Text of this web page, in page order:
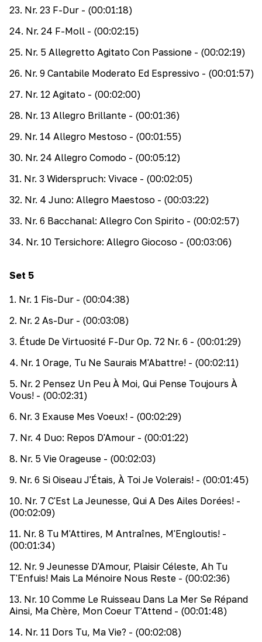
23. Nr. 23 F-Dur - (00:01:18)
24. Nr. 24 F-Moll - (00:02:15)
25. Nr. 5 Allegretto Agitato Con Passione - (00:02:19)
26. Nr. 9 Cantabile Moderato Ed Espressivo - (00:01:57)
27. Nr. 12 Agitato - (00:02:00)
28. Nr. 13 Allegro Brillante - (00:01:36)
29. Nr. 14 Allegro Mestoso - (00:01:55)
30. Nr. 24 Allegro Comodo - (00:05:12)
31. Nr. 3 Widerspruch: Vivace - (00:02:05)
32. Nr. 4 Juno: Allegro Maestoso - (00:03:22)
33. Nr. 6 Bacchanal: Allegro Con Spirito - (00:02:57)
34. Nr. 10 Tersichore: Allegro Giocoso - (00:03:06)
Set 5
1. Nr. 1 Fis-Dur - (00:04:38)
2. Nr. 2 As-Dur - (00:03:08)
3. Étude De Virtuosité F-Dur Op. 72 Nr. 6 - (00:01:29)
4. Nr. 1 Orage, Tu Ne Saurais M'Abattre! - (00:02:11)
5. Nr. 2 Pensez Un Peu À Moi, Qui Pense Toujours À
Vous! - (00:02:31)
6. Nr. 3 Exause Mes Voeux! - (00:02:29)
7. Nr. 4 Duo: Repos D'Amour - (00:01:22)
8. Nr. 5 Vie Orageuse - (00:02:03)
9. Nr. 6 Si Oiseau J'Étais, À Toi Je Volerais! - (00:01:45)
10. Nr. 7 C'Est La Jeunesse, Qui A Des Ailes Dorées! -
(00:02:09)
11. Nr. 8 Tu M'Attires, M Antraînes, M'Engloutis! -
(00:01:34)
12. Nr. 9 Jeunesse D'Amour, Plaisir Céleste, Ah Tu
T'Enfuis! Mais La Ménoire Nous Reste - (00:02:36)
13. Nr. 10 Comme Le Ruisseau Dans La Mer Se Répand
Ainsi, Ma Chère, Mon Coeur T'Attend - (00:01:48)
14. Nr. 11 Dors Tu, Ma Vie? - (00:02:08)